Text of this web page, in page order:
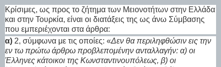
Κρίσιμες, ως προς το ζήτημα των Μειονοτήτων στην Ελλάδα
και στην Τουρκία, είναι οι διατάξεις της ως άνω Σύμβασης
που εμπεριέχονται στα άρθρα:
α) 2, σύμφωνα με τις οποίες: «Δεν θα περιληφθώσιν εις την
εν τω πρώτω άρθρω προβλεπομένην ανταλλαγήν: α) οι
Έλληνες κάτοικοι της Κωνσταντινουπόλεως, β) οι